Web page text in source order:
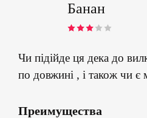
of 5
Банан
Чи підійде ця дека до
по довжині , і також чи є
Преимущества